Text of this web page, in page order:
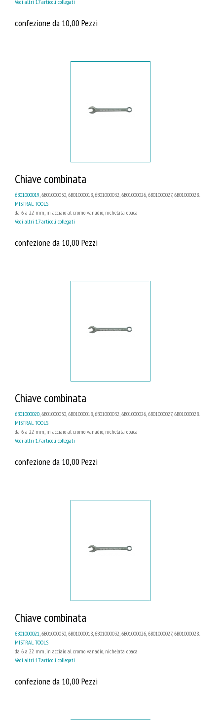
Vedi altri 17 articoli collegati
confezione da 10,00 Pezzi
Chiave combinata
6B01000019 , 6B01000030, 6B01000018, 6B01000032, 6B01000026, 6B01000027, 6B01000028...
MISTRAL TOOLS
da 6 a 22 mm, in acciaio al cromo vanadio, nichelata opaca
Vedi altri 17 articoli collegati
confezione da 10,00 Pezzi
Chiave combinata
6B01000020, 6B01000030, 6B01000018, 6B01000032, 6B01000026, 6B01000027, 6B01000028...
MISTRAL TOOLS
da 6 a 22 mm, in acciaio al cromo vanadio, nichelata opaca
Vedi altri 17 articoli collegati
confezione da 10,00 Pezzi
Chiave combinata
6B01000021 , 6B01000030, 6B01000018, 6B01000032, 6B01000026, 6B01000027, 6B01000028...
MISTRAL TOOLS
da 6 a 22 mm, in acciaio al cromo vanadio, nichelata opaca
Vedi altri 17 articoli collegati
confezione da 10,00 Pezzi